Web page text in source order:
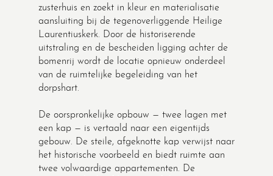
zusterhuis en zoekt in kleur en materialisatie
aansluiting bij de tegenoverliggende Heilige
Laurentiuskerk. Door de historiserende
uitstraling en de bescheiden ligging achter de
bomenrij wordt de locatie opnieuw onderdeel
van de ruimtelijke begeleiding van het
dorpshart.
De oorspronkelijke opbouw — twee lagen met
een kap — is vertaald naar een eigentijds
gebouw. De steile, afgeknotte kap verwijst naar
het historische voorbeeld en biedt ruimte aan
twee volwaardige appartementen. De